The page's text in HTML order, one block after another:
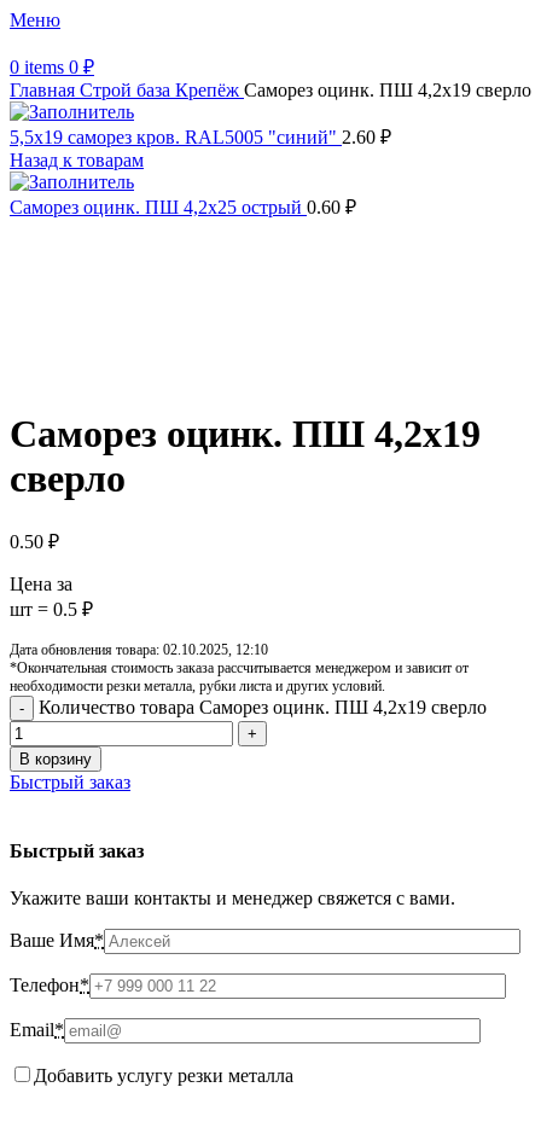
Меню
0 items 0 ₽
Главная Строй база Крепёж Саморез оцинк. ПШ 4,2х19 сверло
5,5х19 cаморез кров. RAL5005 "синий" 2.60 ₽
Назад к товарам
Саморез оцинк. ПШ 4,2х25 острый 0.60 ₽
Саморез оцинк. ПШ 4,2х19
сверло
0.50 ₽
Цена за
шт = 0.5 ₽
Дата обновления товара: 02.10.2025, 12:10
*Окончательная стоимость заказа рассчитывается менеджером и зависит от
необходимости резки металла, рубки листа и других условий.
Количество товара Саморез оцинк. ПШ 4,2х19 сверло
В корзину
Быстрый заказ
Быстрый заказ
Укажите ваши контакты и менеджер свяжется с вами.
Ваше Имя*
Телефон*
Email*
Добавить услугу резки металла